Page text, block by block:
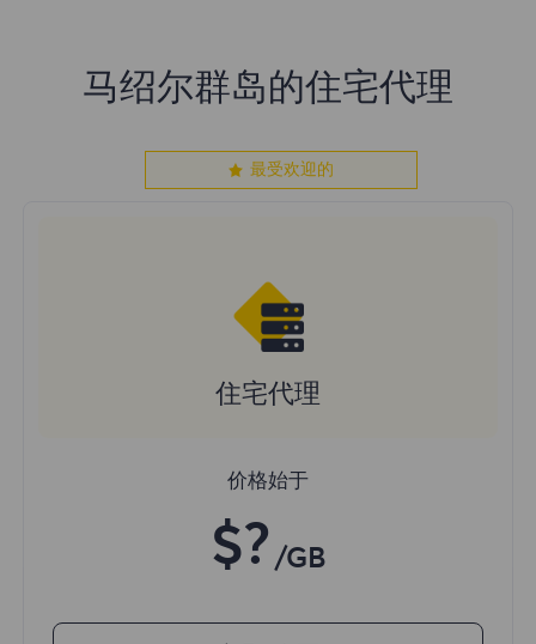
马绍尔群岛的住宅代理
最受欢迎的
住宅代理
价格始于
$? /GB